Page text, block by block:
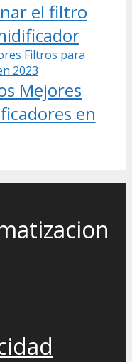
el filtro
Mejores
en